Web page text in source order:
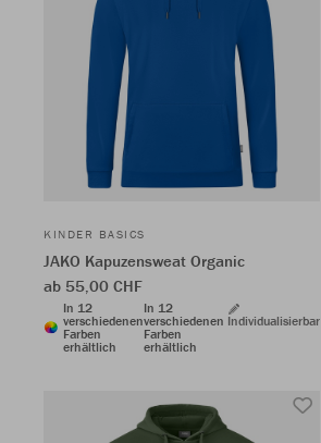
KINDER BASICS
JAKO Kapuzensweat Organic
ab 55,00 CHF
In 12
verschiedenen
Farben
erhältlich
In 12
verschiedenen
Farben
erhältlich
Individualisierbar